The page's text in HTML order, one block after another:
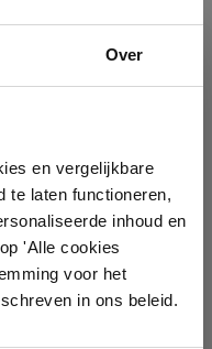
Over
en vergelijkbare
te laten functioneren,
inhoud en
'Alle cookies
voor het
in ons beleid.
Gravina Beige 100x100 Mat
Gerectificeerd (doosinhoud
1.98 m²)
39,95
1000 m²
ingerichte
tot luxe. Onze
en je vindt
Gratis parkeren